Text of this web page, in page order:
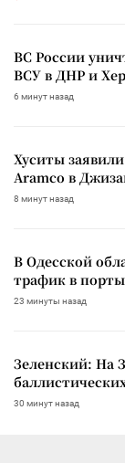
ВС России
ВСУ в ДНР и
6 минут назад
Хуситы
Aramco в
8 минут назад
В Одесской
трафик в
23 минуты назад
Зеленский: На
30 минут назад